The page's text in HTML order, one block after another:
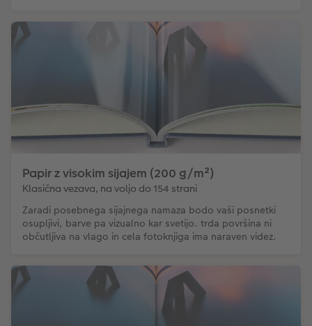
Papir z visokim sijajem (200 g/m²)
Klasična vezava, na voljo do 154 strani
Zaradi posebnega sijajnega namaza bodo vaši posnetki
osupljivi, barve pa vizualno kar svetijo. trda površina ni
občutljiva na vlago in cela fotoknjiga ima naraven videz.